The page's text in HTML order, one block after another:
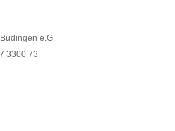
e.G.
3300 73